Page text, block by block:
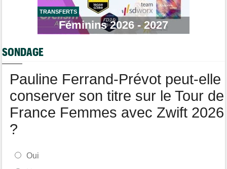
Média
Web-série : "Course toujours, dans les coulisses de la FDJ
United Series"
Robert Gesink : "Le cyclisme moderne est bien plus propre..."
TRANSFERTS
Féminins 2026 - 2027
SONDAGE
Pauline Ferrand-Prévot peut-elle
conserver son titre sur le Tour de
France Femmes avec Zwift 2026
?
Oui